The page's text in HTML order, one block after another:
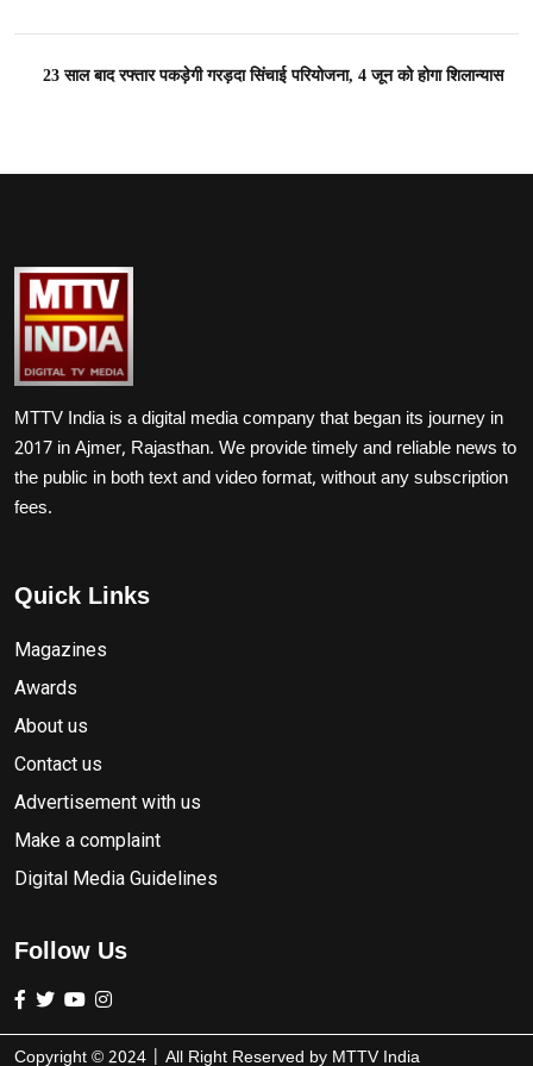
23 साल बाद रफ्तार पकड़ेगी गरड़दा सिंचाई परियोजना, 4 जून को होगा शिलान्यास
MTTV India is a digital media company that began its journey in
2017 in Ajmer, Rajasthan. We provide timely and reliable news to
the public in both text and video format, without any subscription
fees.
Quick Links
Magazines
Awards
About us
Contact us
Advertisement with us
Make a complaint
Digital Media Guidelines
Follow Us
Copyright © 2024 | All Right Reserved by MTTV India